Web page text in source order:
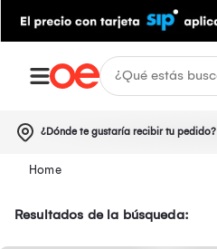
¿Dónde te gustaría recibir tu pedido?
Resultados de la búsqueda: